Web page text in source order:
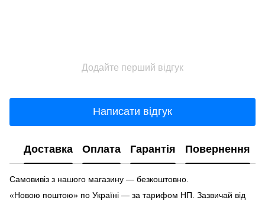
Додайте перший відгук
Написати відгук
Доставка Оплата Гарантія Повернення
Самовивіз з нашого магазину — безкоштовно.
«Новою поштою» по Україні — за тарифом НП. Зазвичай від